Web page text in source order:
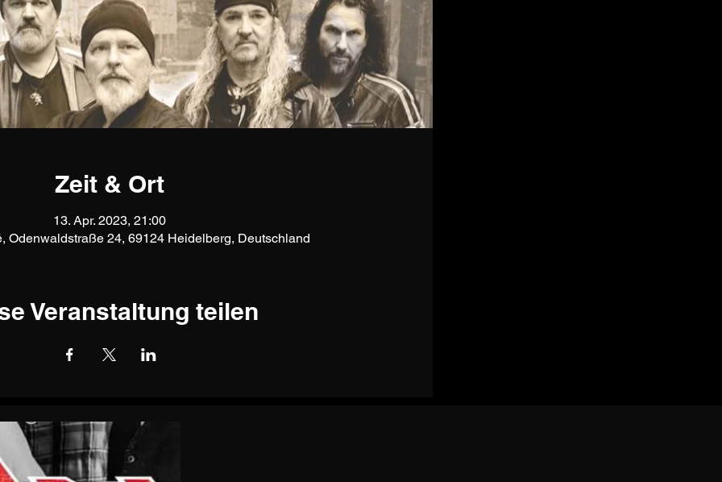
Zeit & Ort
13. Apr. 2023, 21:00
Odenwaldstraße 24, 69124 Heidelberg, Deutschland
Veranstaltung teilen